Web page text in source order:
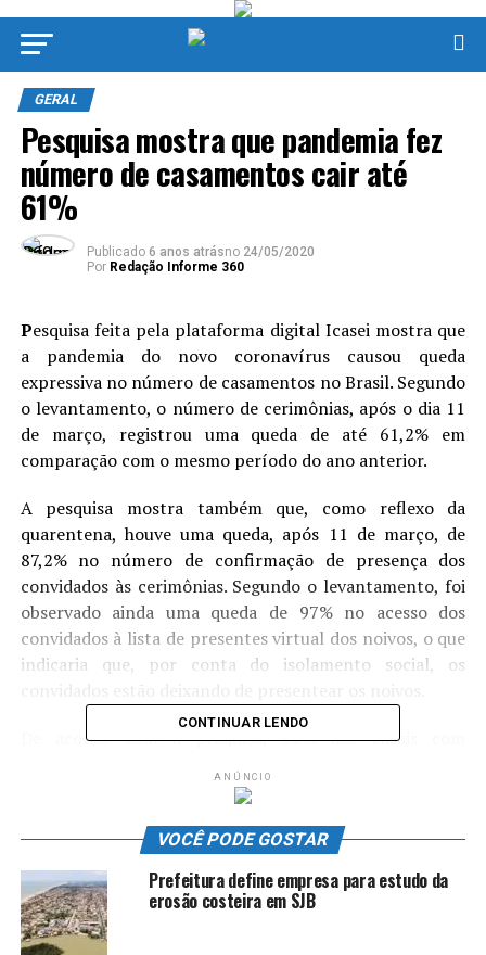
GERAL
Pesquisa mostra que pandemia fez
número de casamentos cair até
61%
Publicado 6 anos atrásno 24/05/2020
Por Redação Informe 360
Pesquisa feita pela plataforma digital Icasei mostra que
a pandemia do novo coronavírus causou queda
expressiva no número de casamentos no Brasil. Segundo
o levantamento, o número de cerimônias, após o dia 11
de março, registrou uma queda de até 61,2% em
comparação com o mesmo período do ano anterior.
A pesquisa mostra também que, como reflexo da
quarentena, houve uma queda, após 11 de março, de
87,2% no número de confirmação de presença dos
convidados às cerimônias. Segundo o levantamento, foi
observado ainda uma queda de 97% no acesso dos
convidados à lista de presentes virtual dos noivos, o que
indicaria que, por conta do isolamento social, os
De acordo com a pesquisa, 32% dos casais com
disseram que não precisaram mudar a data ou que ainda
responderam que adiaram o casamento; e 3%,
cancelaram e ainda não têm planos para marcar uma
nova data; 4% não informaram.
Icasei é uma plataforma de sites de casamento e lista de
CONTINUAR LENDO
ANÚNCIO
VOCÊ PODE GOSTAR
Prefeitura define empresa para estudo da
erosão costeira em SJB